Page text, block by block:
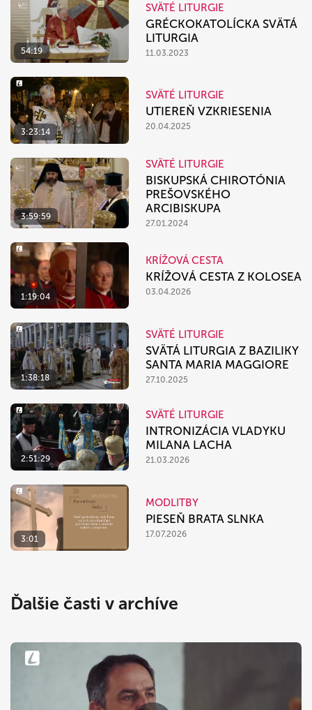
54:19
SVÄTÉ LITURGIE
GRÉCKOKATOLÍCKA SVÄTÁ
LITURGIA
11.03.2023
3:23:14
SVÄTÉ LITURGIE
UTIEREŇ VZKRIESENIA
20.04.2025
3:59:59
SVÄTÉ LITURGIE
BISKUPSKÁ CHIROTÓNIA
PREŠOVSKÉHO
ARCIBISKUPA
27.01.2024
1:19:04
KRÍŽOVÁ CESTA
KRÍŽOVÁ CESTA Z KOLOSEA
03.04.2026
1:38:18
SVÄTÉ LITURGIE
SVÄTÁ LITURGIA Z BAZILIKY
SANTA MARIA MAGGIORE
27.10.2025
2:51:29
SVÄTÉ LITURGIE
INTRONIZÁCIA VLADYKU
MILANA LACHA
21.03.2026
3:01
MODLITBY
PIESEŇ BRATA SLNKA
17.07.2026
Ďalšie časti v archíve